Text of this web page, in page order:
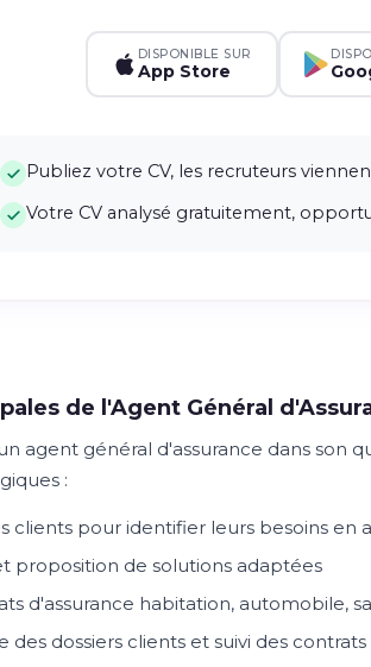
DISPONIBLE SUR
App Store
Publiez votre CV, les recruteurs
Votre CV analysé gratuitement,
de l'Agent Général
agent général d'assurance dans son
:
clients pour identifier leurs besoins en
proposition de solutions adaptées
d'assurance habitation, automobile,
des dossiers clients et suivi des contrats